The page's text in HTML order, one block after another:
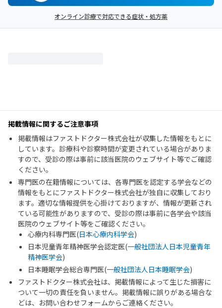
オンライン診療で対応できる症状・処方薬
掲載情報に関するご注意事項
掲載情報はファストドクター株式会社が収集した情報をもとに
しています。診療科や診察時間が変更されている場合がありま
すので、受診の際は事前に該当医院のウェブサイト等でご確認
ください。
専門医の在籍情報については、各専門医を認定する学会などの
情報をもとにファストドクター株式会社が独自に収集しており
ます。適切な情報提供を心掛けておりますが、情報が更新され
ている可能性がありますので、受診の際は事前に各学会や該当
医院のウェブサイト等をご確認ください。
心療内科専門医(日本心療内科学会)
日本児童青年精神医学会認定医(一般社団法人日本児童青年
精神医学会)
日本睡眠学会総合専門医(一般社団法人日本睡眠学会)
ファストドクター株式会社は、掲載情報によって生じた損害に
ついて一切の責任を負いません。掲載情報に誤りがある場合な
どは、お問い合わせフォームからご連絡ください。